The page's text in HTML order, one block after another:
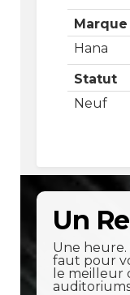
Marque
Hana
Statut
Neuf
Un
Une
faut pour
le meilleur